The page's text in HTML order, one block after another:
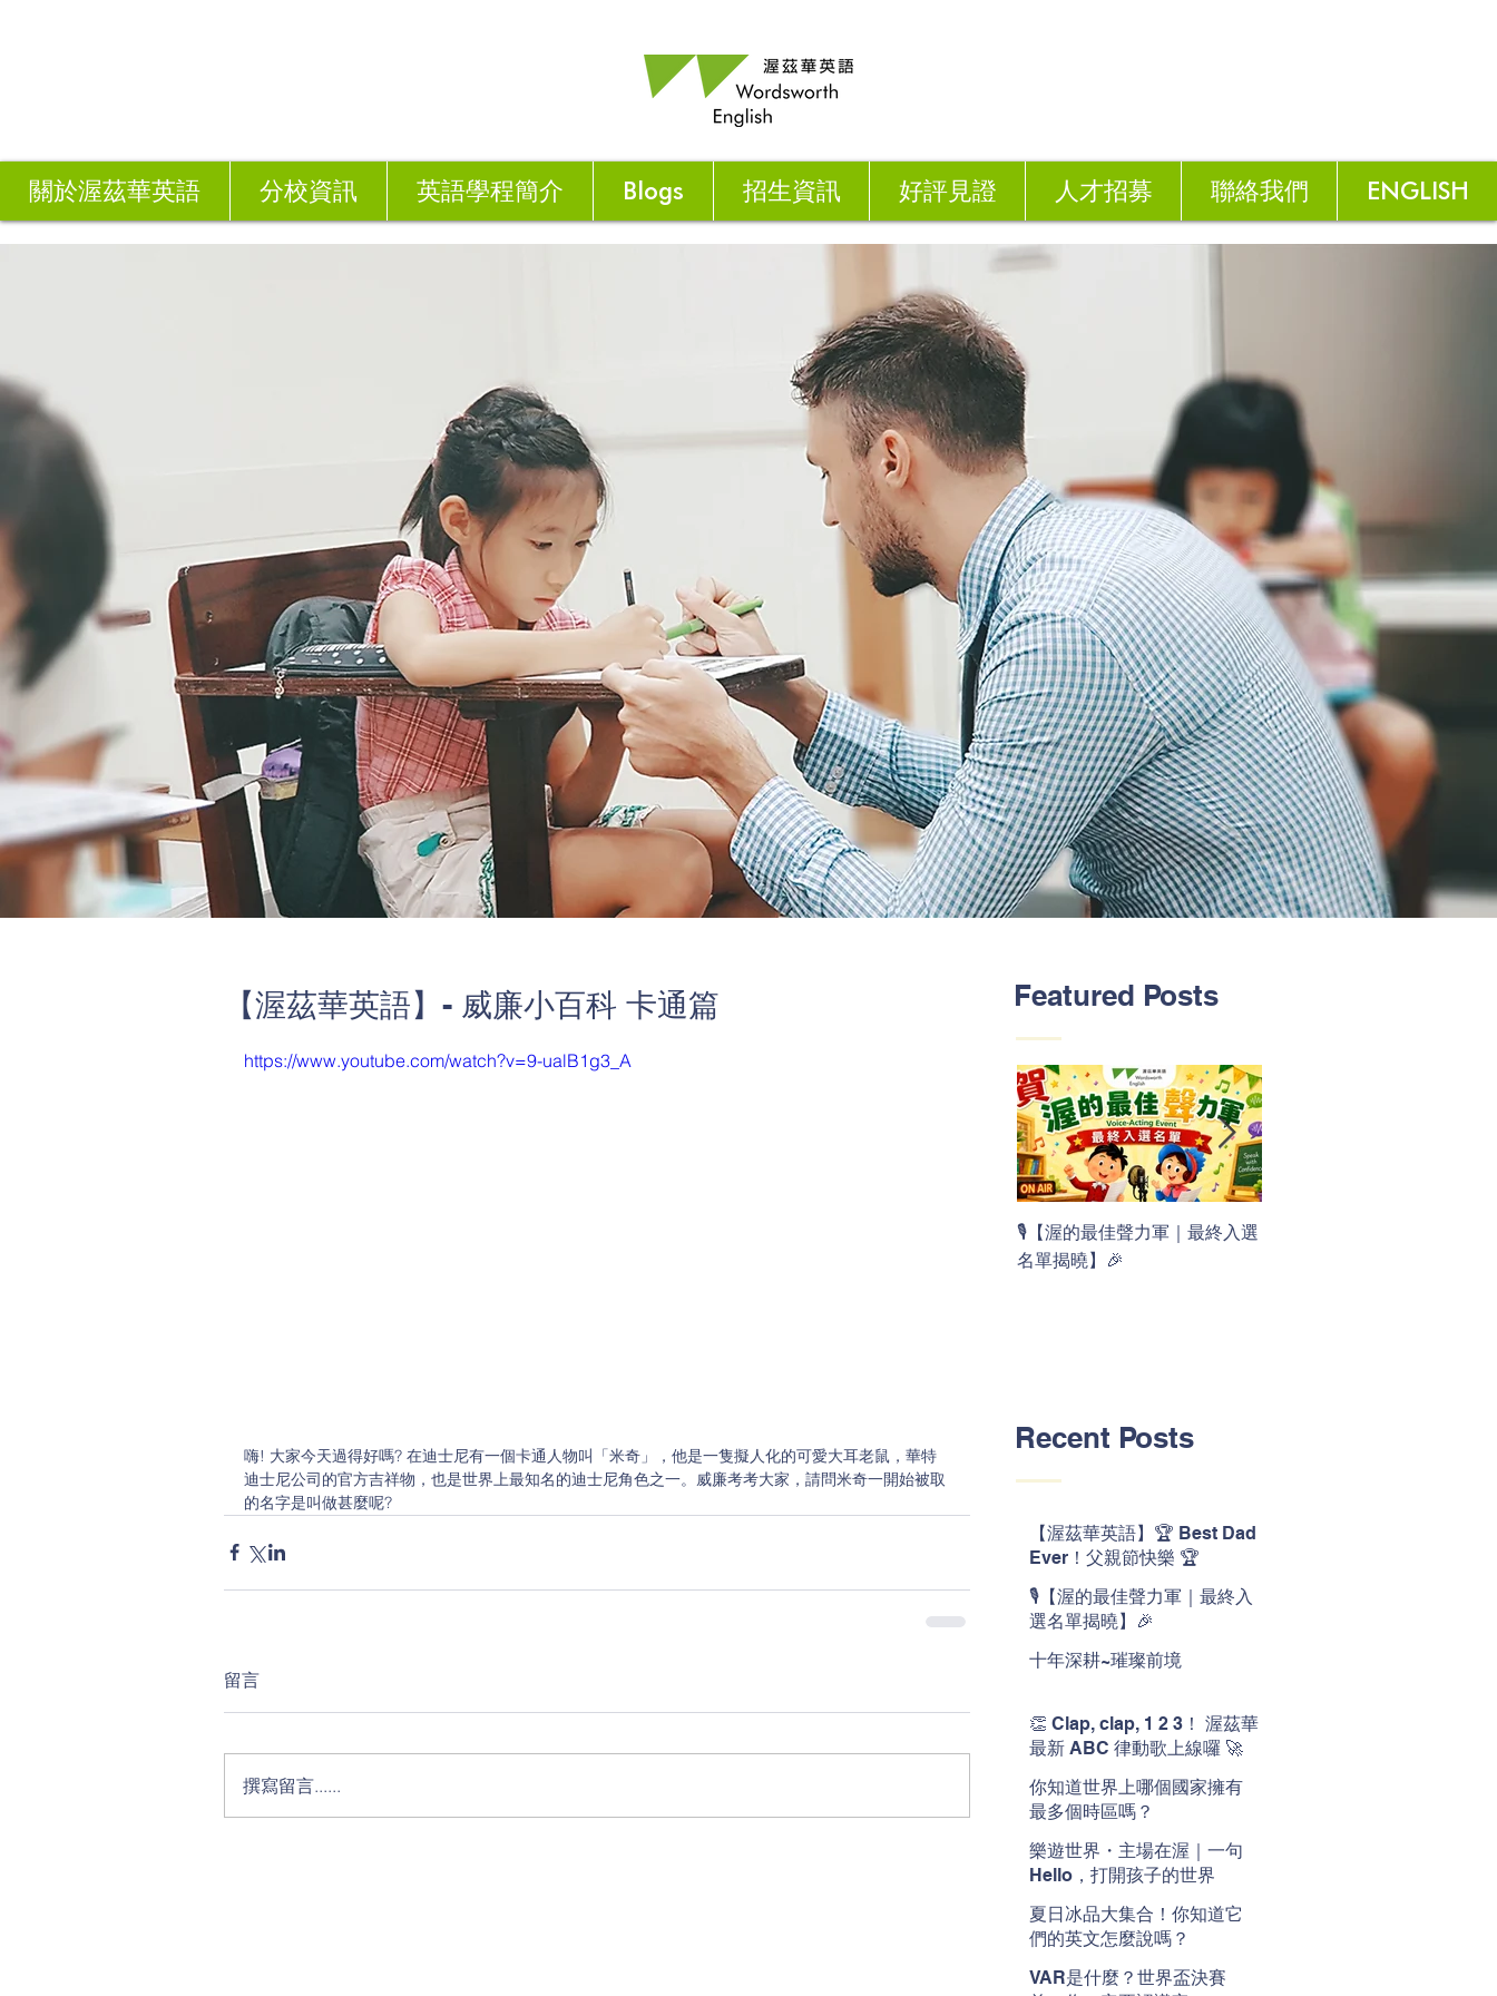
Featured Posts
🎙️【渥的最佳聲力軍｜最終入選
名單揭曉】🎉
Recent Posts
【渥茲華英語】🏆 Best Dad
Ever！父親節快樂 🏆
🎙️【渥的最佳聲力軍｜最終入
選名單揭曉】🎉
十年深耕~璀璨前境
👏 Clap, clap, 1 2 3！ 渥茲華
最新 ABC 律動歌上線囉 🚀
你知道世界上哪個國家擁有
最多個時區嗎？
樂遊世界・主場在渥｜一句
Hello，打開孩子的世界
夏日冰品大集合！你知道它
們的英文怎麼說嗎？
VAR是什麼？世界盃決賽
【渥茲華英語】- 威廉小百科 卡通篇
https://www.youtube.com/watch?v=9-ualB1g3_A
嗨! 大家今天過得好嗎? 在迪士尼有一個卡通人物叫「米奇」，他是一隻擬人化的可愛大耳老鼠，華特
迪士尼公司的官方吉祥物，也是世界上最知名的迪士尼角色之一。威廉考考大家，請問米奇一開始被取
的名字是叫做甚麼呢?
留言
撰寫留言......
關於渥茲華英語 分校資訊 英語學程簡介 Blogs 招生資訊 好評見證 人才招募 聯絡我們 ENGLISH